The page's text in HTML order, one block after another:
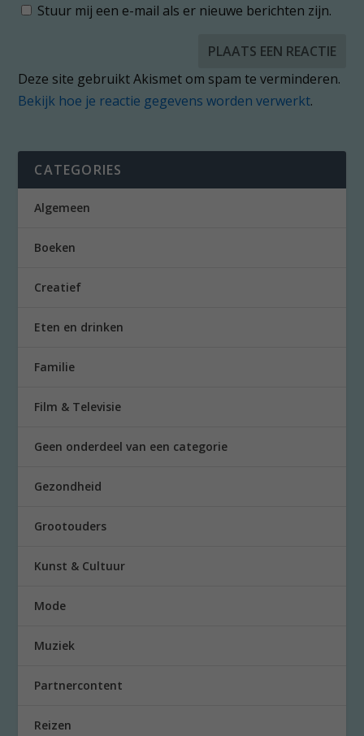
Stuur mij een e-mail als er nieuwe berichten zijn.
Deze site gebruikt Akismet om spam te verminderen.
Bekijk hoe je reactie gegevens worden verwerkt.
CATEGORIES
Algemeen
Boeken
Creatief
Eten en drinken
Familie
Film & Televisie
Geen onderdeel van een categorie
Gezondheid
Grootouders
Kunst & Cultuur
Mode
Muziek
Partnercontent
Reizen